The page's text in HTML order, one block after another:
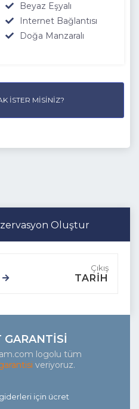
Beyaz Eşyalı
Internet Bağlantısı
Doğa Manzaralı
İSTER MISINIZ?
Oluştur
TARİH
GARANTISI
logolu tüm
veriyoruz.
için ücret